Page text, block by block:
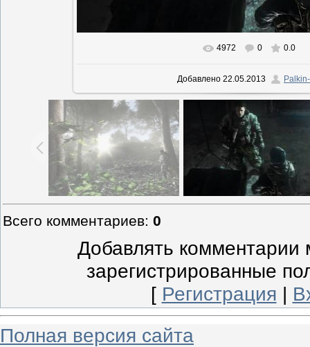
В реальном размере 1344x756
4972 0 0.0
Добавлено 22.05.2013
Всего комментариев: 0
Добавлять комментарии
зарегистрированные
[ Регистрация |
Полная версия сайта